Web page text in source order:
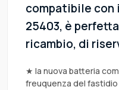
compatibile con
25403, è
ricambio, di
★ la nuova batteria
freuquenza del fastidio